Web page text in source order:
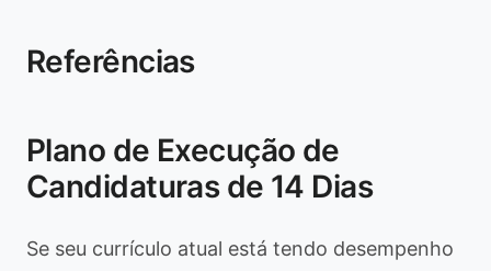
Referências
Plano de Execução de
Candidaturas de 14 Dias
Se seu currículo atual está tendo desempenho